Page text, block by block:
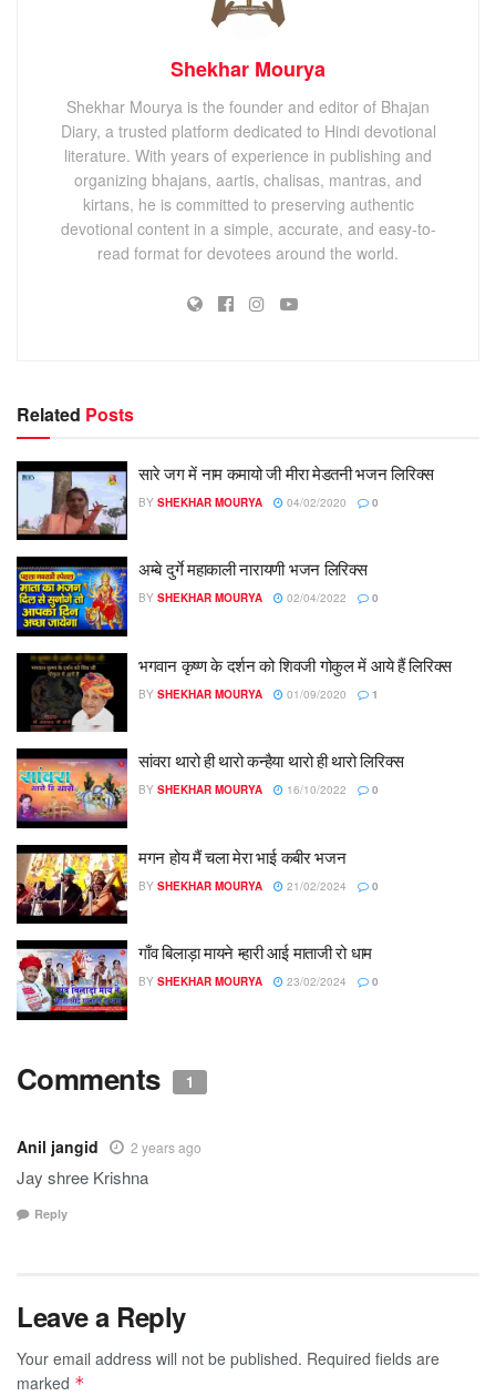
Shekhar Mourya
Shekhar Mourya is the founder and editor of Bhajan
Diary, a trusted platform dedicated to Hindi devotional
literature. With years of experience in publishing and
organizing bhajans, aartis, chalisas, mantras, and
kirtans, he is committed to preserving authentic
devotional content in a simple, accurate, and easy-to-
read format for devotees around the world.
Related Posts
सारे जग में नाम कमायो जी मीरा मेडतनी भजन लिरिक्स
BY SHEKHAR MOURYA 04/02/2020 0
अम्बे दुर्गे महाकाली नारायणी भजन लिरिक्स
BY SHEKHAR MOURYA 02/04/2022 0
भगवान कृष्ण के दर्शन को शिवजी गोकुल में आये हैं लिरिक्स
BY SHEKHAR MOURYA 01/09/2020 1
सांवरा थारो ही थारो कन्हैया थारो ही थारो लिरिक्स
BY SHEKHAR MOURYA 16/10/2022 0
मगन होय मैं चला मेरा भाई कबीर भजन
BY SHEKHAR MOURYA 21/02/2024 0
गाँव बिलाड़ा मायने म्हारी आई माताजी रो धाम
BY SHEKHAR MOURYA 23/02/2024 0
Comments 1
Anil jangid 2 years ago
Jay shree Krishna
Reply
Leave a Reply
Your email address will not be published. Required fields are
marked *